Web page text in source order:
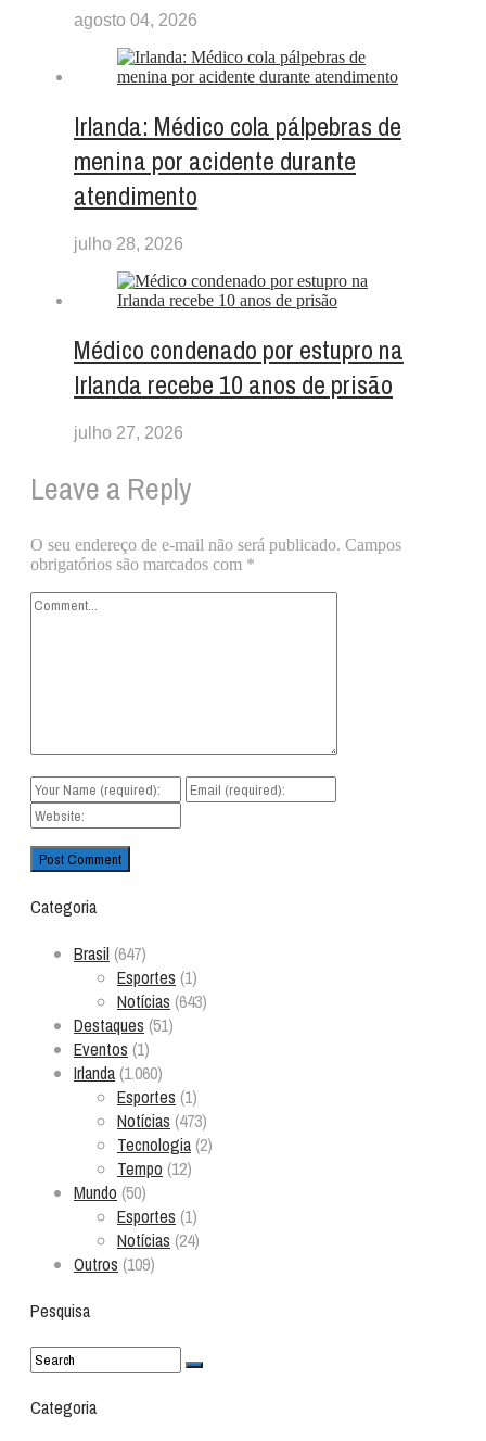
agosto 04, 2026
Irlanda: Médico cola pálpebras de
menina por acidente durante
atendimento
julho 28, 2026
Médico condenado por estupro na
Irlanda recebe 10 anos de prisão
julho 27, 2026
Leave a Reply
O seu endereço de e-mail não será publicado. Campos
obrigatórios são marcados com *
Categoria
Brasil (647)
Esportes (1)
Notícias (643)
Destaques (51)
Eventos (1)
Irlanda(1.060)
Esportes (1)
Notícias (473)
Tecnologia(2)
Tempo (12)
Mundo (50)
Esportes (1)
Notícias (24)
Outros (109)
Pesquisa
Categoria